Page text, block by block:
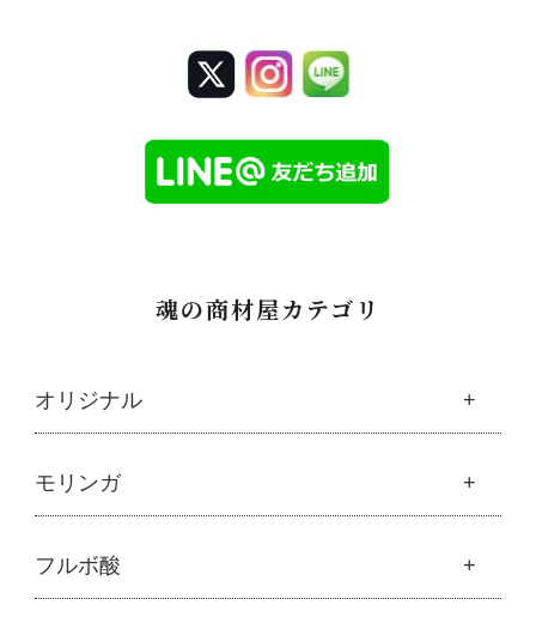
魂の商材屋カテゴリ
オリジナル
魂の商材屋オリジナル
├オリジナルスキンケア
├美容液・乳液・クリーム・オイル
├アルピニエッセンス化粧品
モリンガ
モリンガ
├解説 モリンガとは
フルボ酸